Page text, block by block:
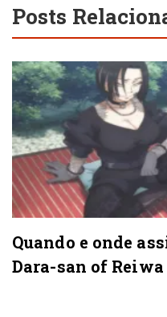
Posts
Quando e onde
Dara-san of Reiwa